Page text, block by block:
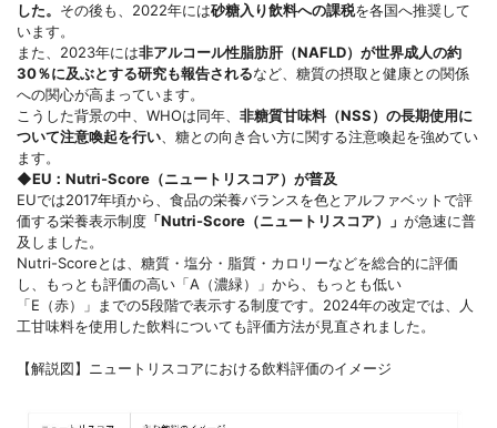
した。 その後も、2022年には砂糖入り飲料への課税を各国へ推奨して
います。
また、2023年には非アルコール性脂肪肝（NAFLD）が世界成人の約
30％に及ぶとする研究も報告されるなど、糖質の摂取と健康との関係
への関心が高まっています。
こうした背景の中、WHOは同年、 非糖質甘味料（NSS）の長期使用に
ついて注意喚起を行い 、糖との向き合い方に関する注意喚起を強めてい
ます。
◆EU： Nutri-Score（ニュートリスコア）が普及
EUでは2017年頃から、食品の栄養バランスを色とアルファベットで評
価する栄養表示制度 「Nutri-Score（ニュートリスコア）」 が急速に普
及しました。
Nutri-Scoreとは、糖質・塩分・脂質・カロリーなどを総合的に評価
し、もっとも評価の高い「A（濃緑）」から、もっとも低い
「E（赤）」までの5段階で表示する制度です。2024年の改定では、人
工甘味料を使用した飲料についても評価方法が見直されました。
【解説図】ニュートリスコアにおける飲料評価のイメージ